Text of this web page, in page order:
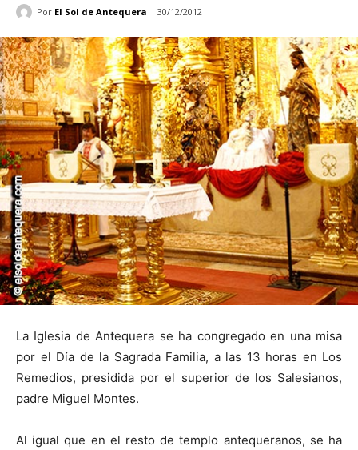
Por El Sol de Antequera 30/12/2012
La Iglesia de Antequera se ha congregado en una misa
por el Día de la Sagrada Familia, a las 13 horas en Los
Remedios, presidida por el superior de los Salesianos,
padre Miguel Montes.
Al igual que en el resto de templo antequeranos, se ha